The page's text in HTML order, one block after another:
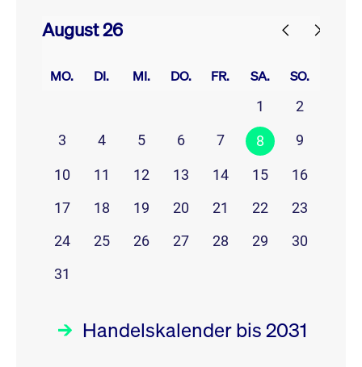
August 26
MO. DI. MI. DO. FR. SA. SO.
1
2
3
4 5 6 7 8 9
10 11 12 13 14 15
16
17
18 19 20 21 22
23
24
25 26 27 28 29
30
31
Handelskalender bis 2031